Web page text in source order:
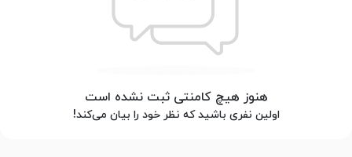
هنوز هیچ کامنتی ثبت نشده است
اولین نفری باشید که نظر خود را بیان می‌کند!